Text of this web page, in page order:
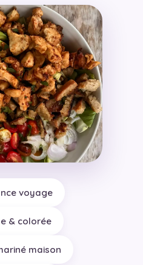
voyage
& colorée
maison